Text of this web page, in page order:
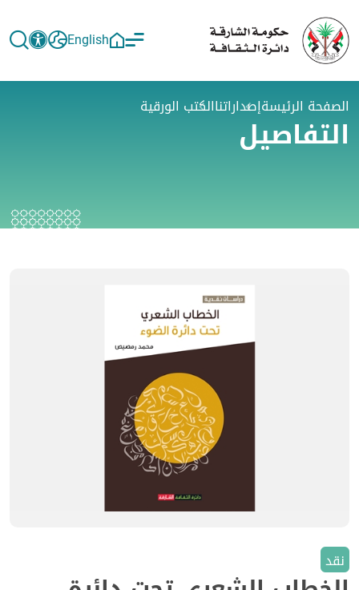
English
الصفحة الرئيسةإصداراتناالكتب الورقية
التفاصيل
نقد